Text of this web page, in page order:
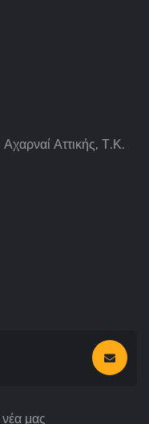
Αττικής, Τ.Κ.
μας